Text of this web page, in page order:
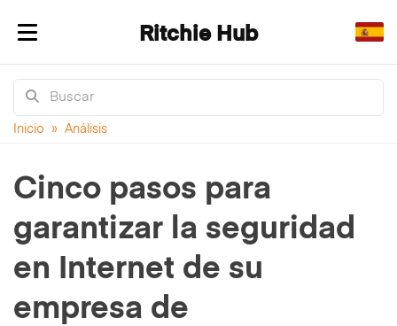
Alternar navegaciónRitchie Hub
Inicio » Análisis
Cinco pasos para
garantizar la seguridad
en Internet de su
empresa de